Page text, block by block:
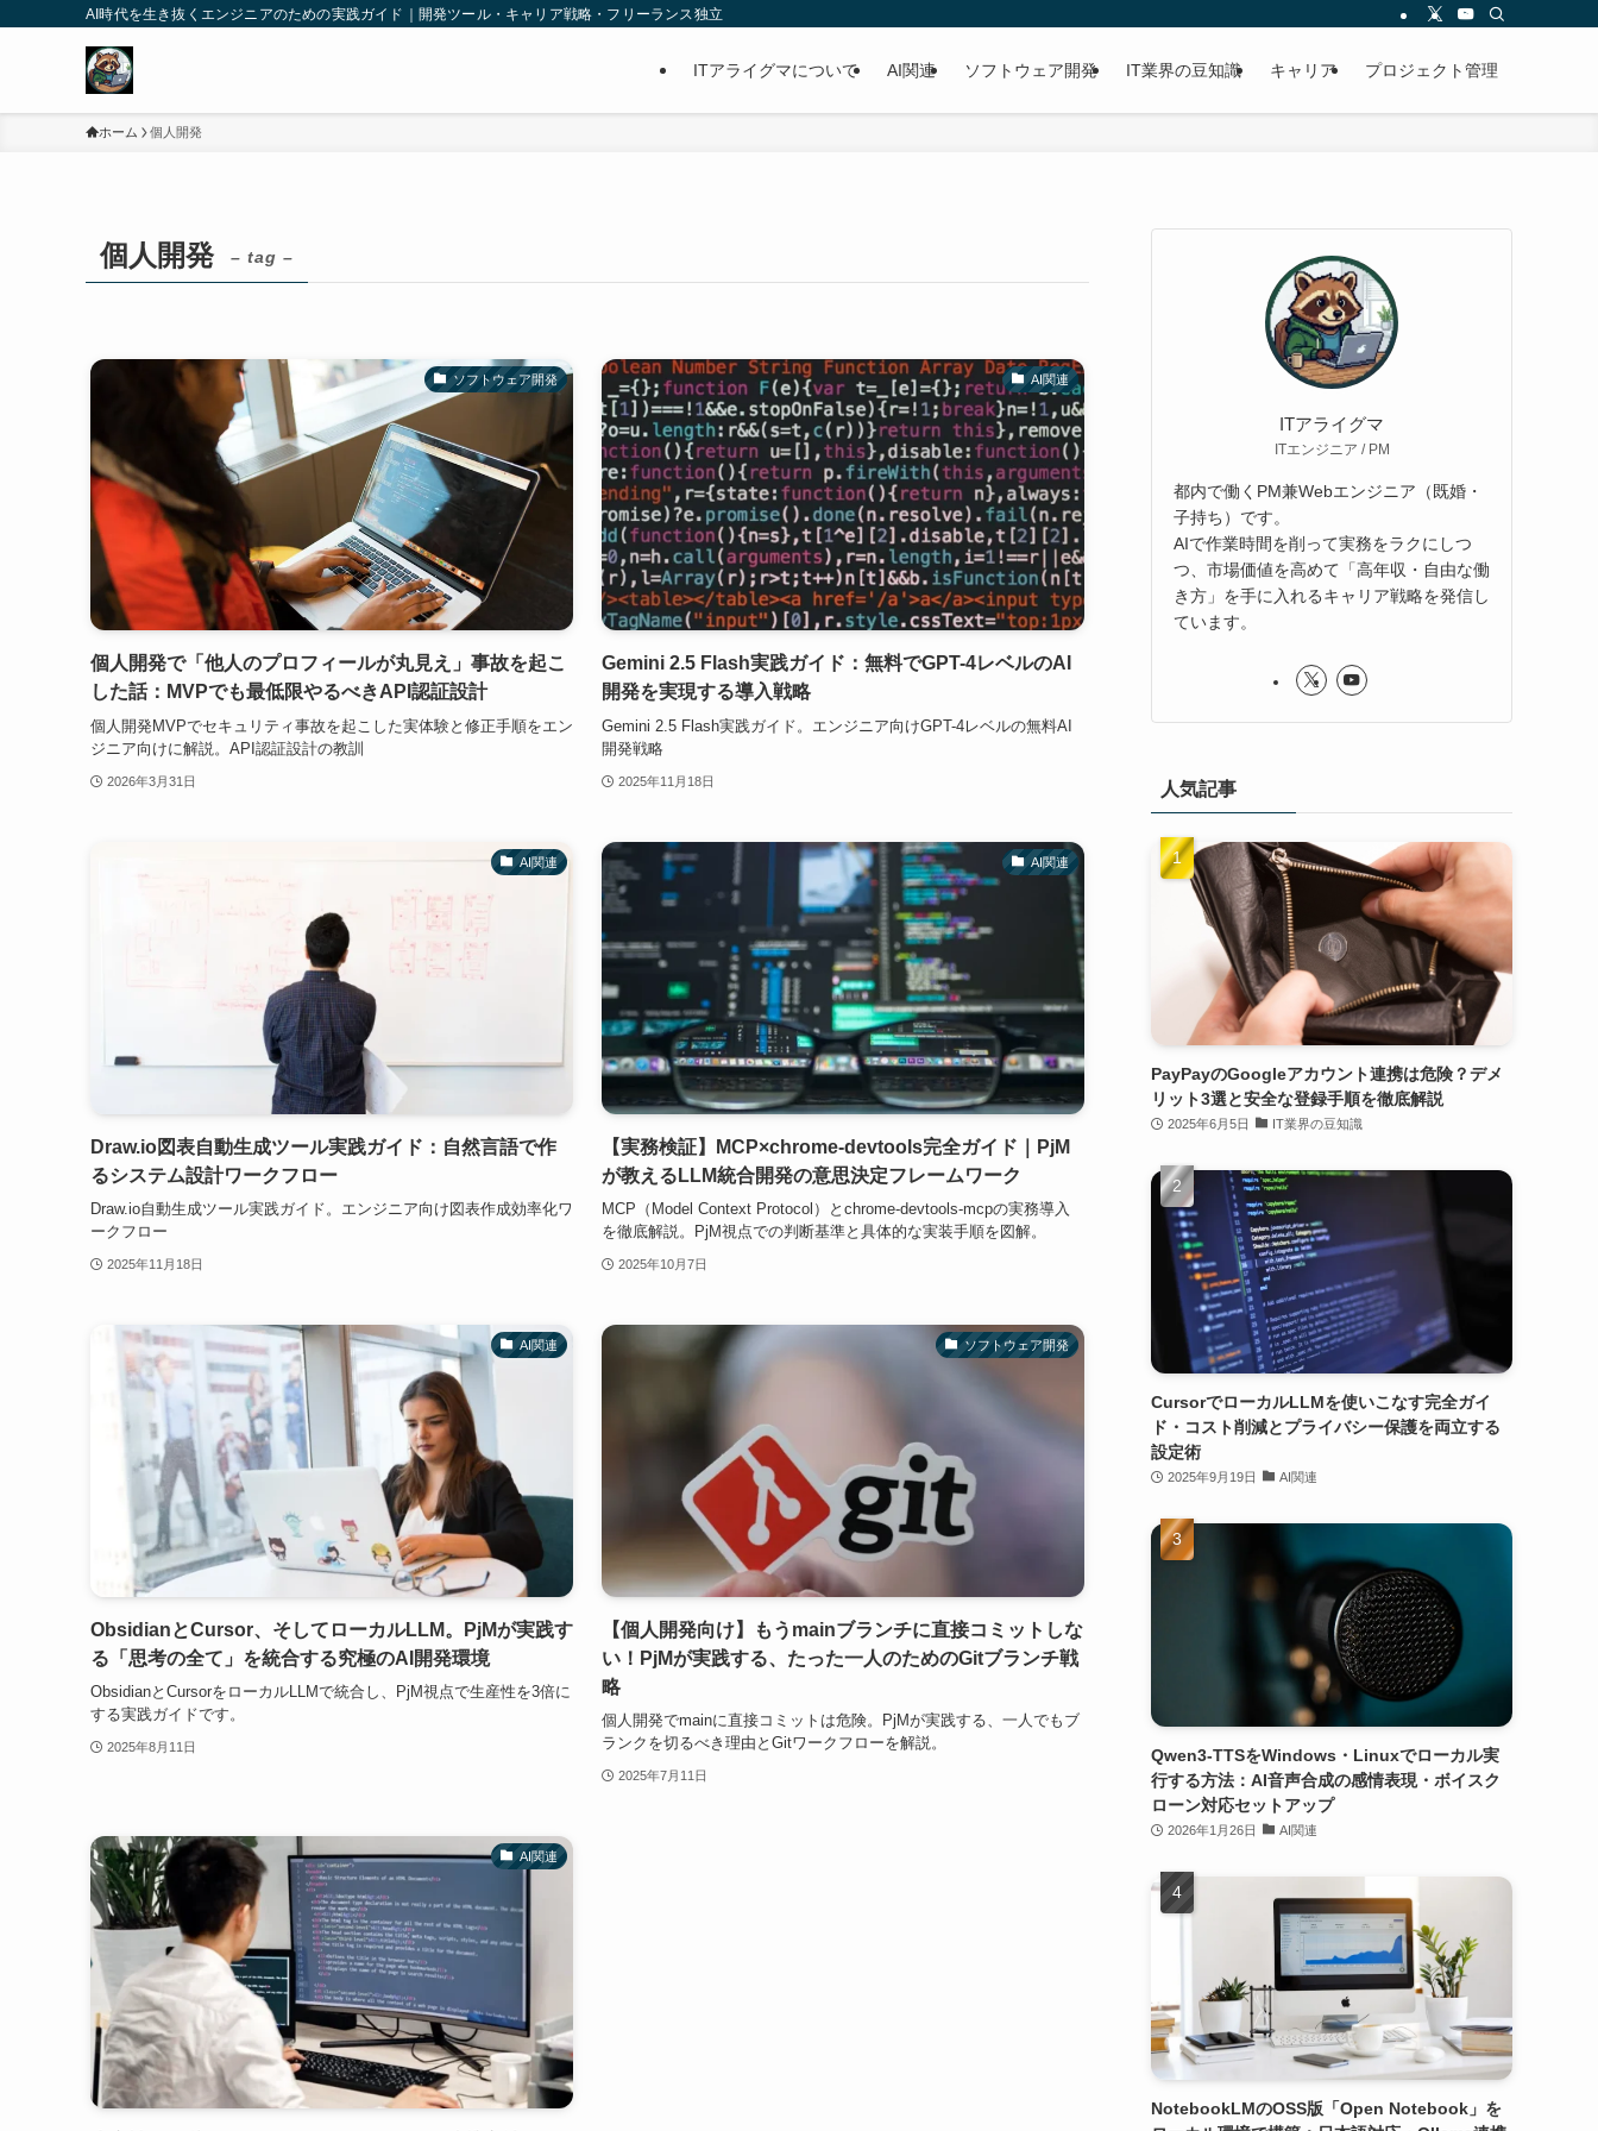
AI時代を生き抜くエンジニアのための実践ガイド｜開発ツール・キャリア戦略・フリーランス独立
ITアライグマについて AI関連 ソフトウェア開発 IT業界の豆知識 キャリア プロジェクト管理
ホーム 個人開発
個人開発 – tag –
ソフトウェア開発
個人開発で「他人のプロフィールが丸見え」事故を起こ
した話：MVPでも最低限やるべきAPI認証設計
個人開発MVPでセキュリティ事故を起こした実体験と修正手順をエン
ジニア向けに解説。API認証設計の教訓
2026年3月31日
AI関連
Gemini 2.5 Flash実践ガイド：無料でGPT-4レベルのAI
開発を実現する導入戦略
Gemini 2.5 Flash実践ガイド。エンジニア向けGPT-4レベルの無料AI
開発戦略
2025年11月18日
AI関連
Draw.io図表自動生成ツール実践ガイド：自然言語で作
るシステム設計ワークフロー
Draw.io自動生成ツール実践ガイド。エンジニア向け図表作成効率化ワ
ークフロー
2025年11月18日
AI関連
【実務検証】MCP×chrome-devtools完全ガイド｜PjM
が教えるLLM統合開発の意思決定フレームワーク
MCP（Model Context Protocol）とchrome-devtools-mcpの実務導入
を徹底解説。PjM視点での判断基準と具体的な実装手順を図解。
2025年10月7日
AI関連
ObsidianとCursor、そしてローカルLLM。PjMが実践す
る「思考の全て」を統合する究極のAI開発環境
ObsidianとCursorをローカルLLMで統合し、PjM視点で生産性を3倍に
する実践ガイドです。
2025年8月11日
ソフトウェア開発
【個人開発向け】もうmainブランチに直接コミットしな
い！PjMが実践する、たった一人のためのGitブランチ戦
略
個人開発でmainに直接コミットは危険。PjMが実践する、一人でもブ
ランクを切るべき理由とGitワークフローを解説。
2025年7月11日
AI関連
ITアライグマ
ITエンジニア / PM
都内で働くPM兼Webエンジニア（既婚・
子持ち）です。
AIで作業時間を削って実務をラクにしつ
つ、市場価値を高めて「高年収・自由な働
き方」を手に入れるキャリア戦略を発信し
ています。
人気記事
PayPayのGoogleアカウント連携は危険？デメ
リット3選と安全な登録手順を徹底解説
2025年6月5日 IT業界の豆知識
CursorでローカルLLMを使いこなす完全ガイ
ド・コスト削減とプライバシー保護を両立する
設定術
2025年9月19日 AI関連
Qwen3-TTSをWindows・Linuxでローカル実
行する方法：AI音声合成の感情表現・ボイスク
ローン対応セットアップ
2026年1月26日 AI関連
NotebookLMのOSS版「Open Notebook」を